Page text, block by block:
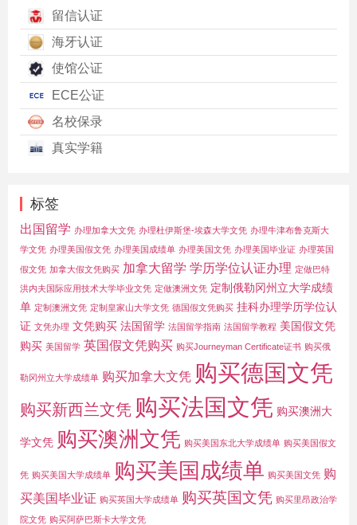
留信认证
海牙认证
使馆公证
ECE公证
名校保录
真实学籍
标签
出国留学 办理加拿大文凭 办理杜伊斯堡-埃森大学文凭 办理牛津布鲁克斯大
学文凭 办理美国假文凭 办理美国成绩单 办理美国文凭 办理美国毕业证 办理英国
假文凭 加拿大假文凭购买 加拿大留学 学历学位认证办理 定做巴特
洪内夫国际应用技术大学毕业文凭 定做澳洲文凭 定制俄勒冈州立大学成绩
单 定制澳洲文凭 定制皇家山大学文凭 德国假文凭购买 挂科办理学历学位认
证 文凭办理 文凭购买 法国留学 法国留学指南 法国留学教程 美国假文凭
购买 美国留学 英国假文凭购买 购买Journeyman Certificate证书 购买俄
勒冈州立大学成绩单 购买加拿大文凭 购买德国文凭
购买新西兰文凭 购买法国文凭 购买澳洲大
学文凭 购买澳洲文凭 购买美国东北大学成绩单 购买美国假文
凭 购买美国大学成绩单 购买美国成绩单 购买美国文凭 购
买美国毕业证 购买英国大学成绩单 购买英国文凭 购买里昂政治学
院文凭 购买阿萨巴斯卡大学文凭